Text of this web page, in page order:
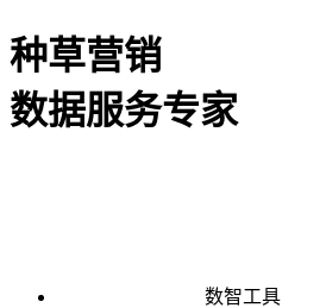
种草营销
数据服务专家
数智工具